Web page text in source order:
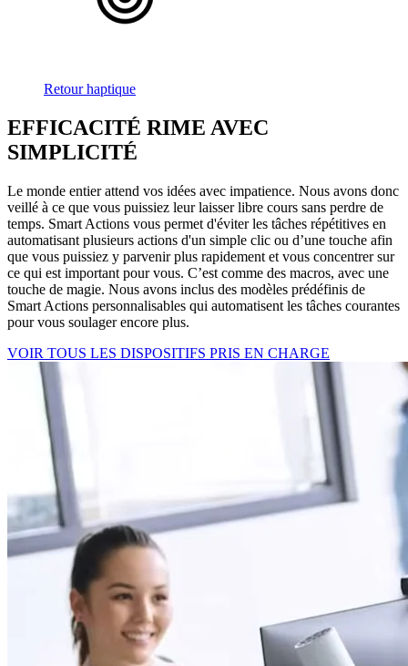
Retour haptique
EFFICACITÉ RIME AVEC
SIMPLICITÉ
Le monde entier attend vos idées avec impatience. Nous avons donc
veillé à ce que vous puissiez leur laisser libre cours sans perdre de
temps. Smart Actions vous permet d'éviter les tâches répétitives en
automatisant plusieurs actions d'un simple clic ou d’une touche afin
que vous puissiez y parvenir plus rapidement et vous concentrer sur
ce qui est important pour vous. C’est comme des macros, avec une
touche de magie. Nous avons inclus des modèles prédéfinis de
Smart Actions personnalisables qui automatisent les tâches courantes
pour vous soulager encore plus.
VOIR TOUS LES DISPOSITIFS PRIS EN CHARGE